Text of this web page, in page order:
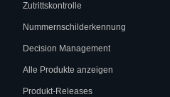
Zutrittskontrolle
Nummernschilderkennung
Decision Management
Alle Produkte anzeigen
Produkt-Releases